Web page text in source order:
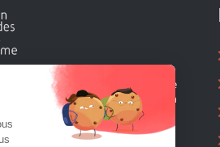
Maison Sciences de l'Homme
et la diffusion des connaissances en